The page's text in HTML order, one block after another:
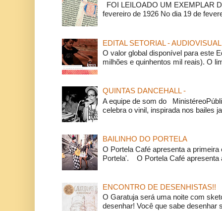
FOI LEILOADO UM EXEMPLAR
fevereiro de 1926 No dia 19 de
EDITAL SETORIAL - AUDIOVISUAL
O valor global disponível para este
milhões e quinhentos mil reais). O
QUINTAS DANCEHALL -
A equipe de som do
celebra o vinil, inspirada nos bailes
BAILINHO DO PORTELA
O Portela Café apresenta a
Portela'. O Portela Café apresenta
ENCONTRO DE DESENHISTAS!!
O Garatuja será uma noite com
desenhar! Você que sabe desenhar